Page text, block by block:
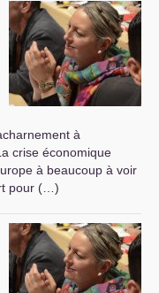
à
crise économique
à beaucoup à voir
pour (…)